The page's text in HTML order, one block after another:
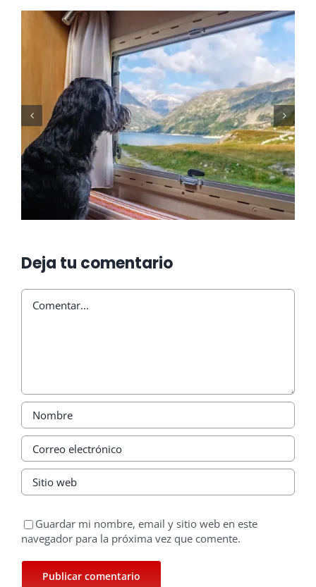
Cómo mantener tu
autocaravana en invierno
Deja tu comentario
Comentar
Guardar mi nombre, email y sitio web en este
navegador para la próxima vez que comente.